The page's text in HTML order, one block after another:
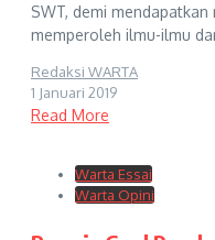
SWT, demi
memperoleh ilmu-ilmu
Redaksi WARTA
1 Januari 2019
Read More
Warta Essai
Warta Opini